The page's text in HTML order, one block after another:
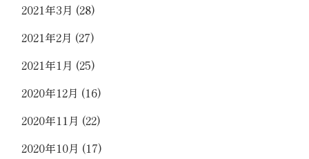
2021年3月 (28)
2021年2月 (27)
2021年1月 (25)
2020年12月 (16)
2020年11月 (22)
2020年10月 (17)